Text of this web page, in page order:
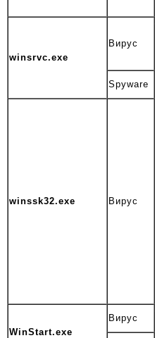
winsrvc.exe
Вирус
Spyware
winssk32.exe Вирус
WinStart.exe
Вирус